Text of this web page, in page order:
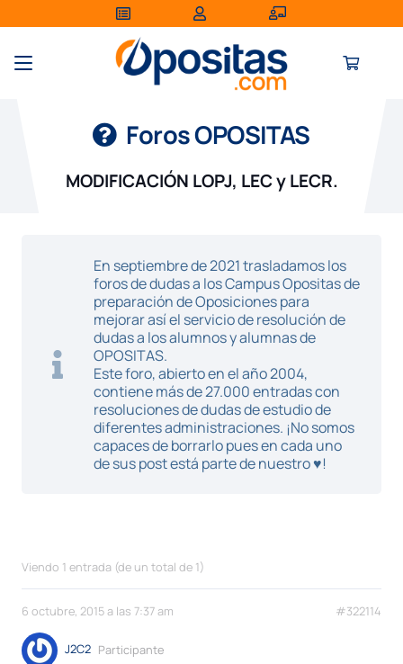
Foros OPOSITAS
MODIFICACIÓN LOPJ, LEC y LECR.
En septiembre de 2021 trasladamos los
foros de dudas a los Campus Opositas de
preparación de Oposiciones para
mejorar así el servicio de resolución de
dudas a los alumnos y alumnas de
OPOSITAS.
Este foro, abierto en el año 2004,
contiene más de 27.000 entradas con
resoluciones de dudas de estudio de
diferentes administraciones. ¡No somos
capaces de borrarlo pues en cada uno
de sus post está parte de nuestro ♥!
Viendo 1 entrada (de un total de 1)
6 octubre, 2015 a las 7:37 am #322114
J2C2 Participante